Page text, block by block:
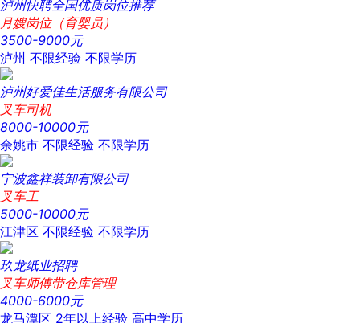
泸州快聘全国优质岗位推荐
月嫂岗位（育婴员）
3500-9000元
泸州 不限经验 不限学历
泸州好爱佳生活服务有限公司
叉车司机
8000-10000元
余姚市 不限经验 不限学历
宁波鑫祥装卸有限公司
叉车工
5000-10000元
江津区 不限经验 不限学历
玖龙纸业招聘
叉车师傅带仓库管理
4000-6000元
龙马潭区 2年以上经验 高中学历